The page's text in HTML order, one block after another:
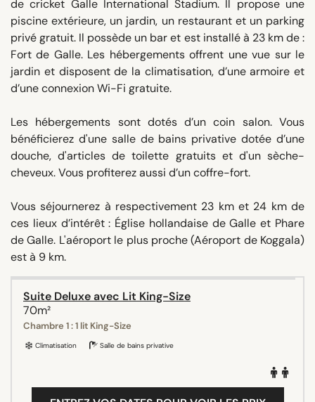
de cricket Galle International Stadium. Il propose une
piscine extérieure, un jardin, un restaurant et un parking
privé gratuit. Il possède un bar et est installé à 23 km de :
Fort de Galle. Les hébergements offrent une vue sur le
jardin et disposent de la climatisation, d’une armoire et
d’une connexion Wi-Fi gratuite.
Les hébergements sont dotés d’un coin salon. Vous
bénéficierez d'une salle de bains privative dotée d’une
douche, d'articles de toilette gratuits et d'un sèche-
cheveux. Vous profiterez aussi d’un coffre-fort.
Vous séjournerez à respectivement 23 km et 24 km de
ces lieux d’intérêt : Église hollandaise de Galle et Phare
de Galle. L'aéroport le plus proche (Aéroport de Koggala)
est à 9 km.
Suite Deluxe avec Lit King-Size
70m²
Chambre 1 : 1 lit King-Size
Climatisation Salle de bains privative